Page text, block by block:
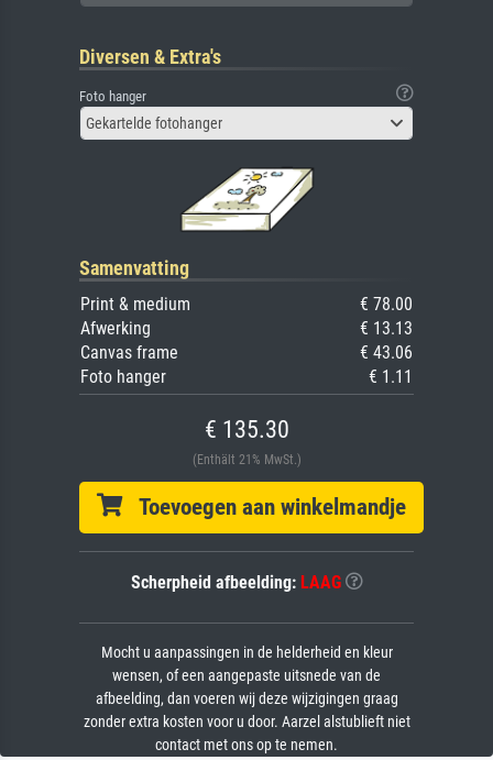
Diversen & Extra's
Foto hanger
Gekartelde fotohanger
Samenvatting
Print & medium
€ 78.00
Afwerking
€ 13.13
Canvas frame
€ 43.06
Foto hanger
€ 1.11
€ 135.30
(Enthält 21% MwSt.)
Toevoegen aan winkelmandje
Scherpheid afbeelding: LAAG
Mocht u aanpassingen in de helderheid en kleur
wensen, of een aangepaste uitsnede van de
afbeelding, dan voeren wij deze wijzigingen graag
zonder extra kosten voor u door. Aarzel alstublieft niet
contact met ons op te nemen.